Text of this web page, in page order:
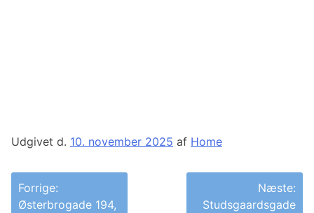
Udgivet d. 10. november 2025 af Home
Indlægsnavigation
Forrige:
Østerbrogade 194,
Næste:
Studsgaardsgade